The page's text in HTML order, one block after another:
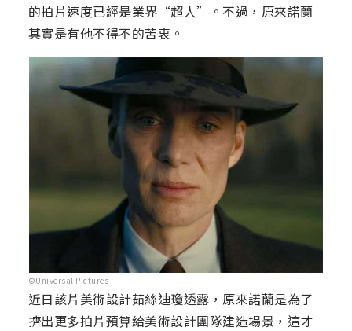
的拍片速度已經是業界“超人”。不過，原來諾蘭
其實是有他不得不的苦衷。
©Universal Pictures
近日該片美術設計茹絲迪瓊透露，原來諾蘭是為了
擠出更多拍片預算給美術設計團隊建造場景，這才